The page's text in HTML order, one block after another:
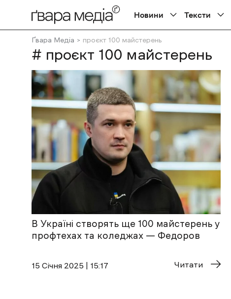
Новини Тексти
Ґвара Медіа проєкт 100 майстерень
# проєкт 100 майстерень
В Україні створять ще 100 майстерень у
профтехах та коледжах — Федоров
15 Січня 2025 | 15:17 Читати